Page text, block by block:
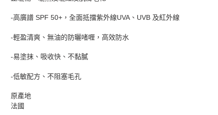
物
-高廣譜 SPF 50+，全面抵擋紫外線UVA、UVB 及紅外線
-輕盈清爽、無油的防曬啫喱，高效防水
-易塗抹、吸收快、不黏膩
-低敏配方、不阻塞毛孔
原產地
法國